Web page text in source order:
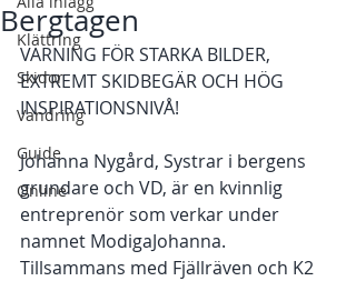
Klättring
Skidor
Vandring
Guide
Online
Bergtagen
VARNING FÖR STARKA BILDER,
EXTREMT SKIDBEGÄR OCH HÖG
INSPIRATIONSNIVÅ!
Johanna Nygård, Systrar i bergens
grundare och VD, är en kvinnlig
entreprenör som verkar under
namnet ModigaJohanna.
Tillsammans med Fjällräven och K2